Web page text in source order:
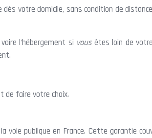
votre domicile, sans condition de
l’hébergement si vous êtes loin de
de faire votre choix.
voie publique en France. Cette garantie